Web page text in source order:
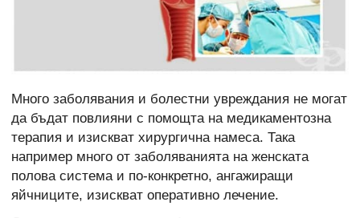
Много заболявания и болестни увреждания не могат
да бъдат повлияни с помощта на медикаментозна
терапия и изискват хирургична намеса. Така
например много от заболяванията на женската
полова система и по-конкретно, ангажиращи
яйчниците, изискват оперативно лечение.